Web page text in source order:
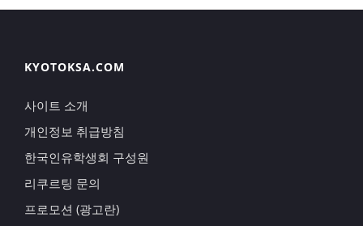
KYOTOKSA.COM
사이트 소개
개인정보 취급방침
한국인유학생회 구성원
리쿠르팅 문의
프로모션 (광고란)